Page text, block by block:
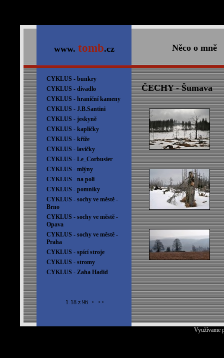
www. tomb.cz Něco o mně
CYKLUS - bunkry
CYKLUS - divadlo
CYKLUS - hraniční kameny
CYKLUS - J.B.Santini
CYKLUS - jeskyně
CYKLUS - kapličky
CYKLUS - kříže
CYKLUS - lavičky
CYKLUS - Le_Corbusier
CYKLUS - mlýny
CYKLUS - na poli
CYKLUS - pomníky
CYKLUS - sochy ve městě -
Brno
CYKLUS - sochy ve městě -
Opava
CYKLUS - sochy ve městě -
Praha
CYKLUS - spící stroje
CYKLUS - stromy
CYKLUS - Zaha Hadid
1-18 z 96 > >>
ČECHY - Šumava
Využívame